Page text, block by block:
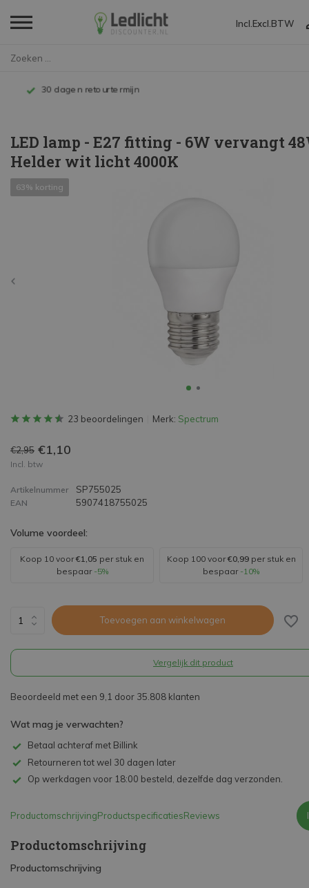
Incl. Excl. BTW
LED lamp - E27 fitting - 6W vervangt
Helder wit licht 4000K
63% korting
23 beoordelingen Merk: Spectrum
€2,95 €1,10
Incl. btw
Artikelnummer SP755025
EAN 5907418755025
Volume voordeel:
Koop 10 voor€1,05 per stuk en
bespaar -5%
Koop 100 voor€0,99per stuk en
bespaar -10%
Toevoegen aan winkelwagen
Vergelijk dit product
Beoordeeld met een 9,1 door 35.808 klanten
Wat mag je verwachten?
Betaal achteraf met Billink
Retourneren tot wel 30 dagen later
Op werkdagen voor 18:00 besteld, dezelfde dag verzonden.
ProductomschrijvingProductspecificatiesReviews
Productomschrijving
Productomschrijving